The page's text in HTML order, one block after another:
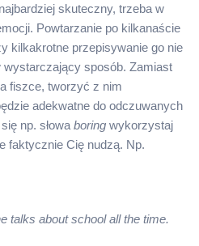
skuteczny, trzeba w
Powtarzanie po kilkanaście
kilkakrotne przepisywanie go nie
sposób. Zamiast
fiszce, tworzyć z nim
adekwatne do odczuwanych
np. słowa boring wykorzystaj
faktycznie Cię nudzą. Np.
talks about school all the time.